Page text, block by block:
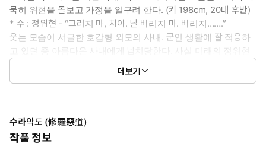
묵히 위현을 돌보고 가정을 일구려 한다. (키 198cm, 20대 후반)
* 수 : 정위현 - “그러지 마, 치아. 날 버리지 마. 버리지…….”
웃는 모습이 서글한 호감형 외모의 사내. 군인 생활에 잘 적응하
고 있던 중 아름다운 사내에게 납치당한다. 사실 미래의 정위현
은 그 자신조차 상상할 수 없을 만큼 지금과 달라져 있었다. (키
184cm, 20대 후반 / 회귀 전 30대 초반)
쓸쓸한 목소리가 내 귀를 울렸다.
“위현, 떠나지 마.”
이유도 모르게 가슴이 찌르르 울렸다. 그는 공허한 눈으로 나를 보고
더보기
수라악도 (修羅惡道)
작품 정보